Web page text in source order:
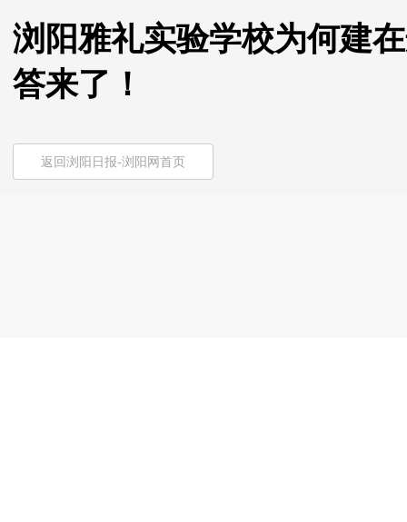
浏阳雅礼实验学校为何建
答来了！
返回浏阳日报-浏阳网首页